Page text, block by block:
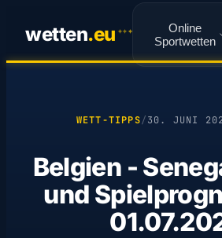
wetten.eu ✦✦ ✦
Online
Sportwetten
WETT-TIPPS/30. JUNI
Belgien -
und